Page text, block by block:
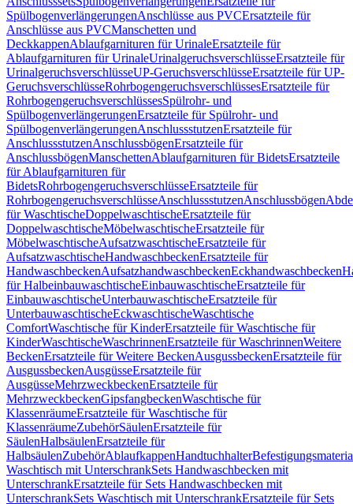
SpülbogenverlängerungenAnschlüsse aus PVCErsatzteile für
Anschlüsse aus PVCManschetten und
DeckkappenAblaufgarnituren für UrinaleErsatzteile für
Ablaufgarnituren für UrinaleUrinalgeruchsverschlüsseErsatzteile für
UrinalgeruchsverschlüsseUP-GeruchsverschlüsseErsatzteile für UP-
GeruchsverschlüsseRohrbogengeruchsverschlüssesErsatzteile für
RohrbogengeruchsverschlüssesSpülrohr- und
SpülbogenverlängerungenErsatzteile für Spülrohr- und
SpülbogenverlängerungenAnschlussstutzenErsatzteile für
AnschlussstutzenAnschlussbögenErsatzteile für
AnschlussbögenManschettenAblaufgarnituren für BidetsErsatzteile
für Ablaufgarnituren für
BidetsRohrbogengeruchsverschlüsseErsatzteile für
RohrbogengeruchsverschlüsseAnschlussstutzenAnschlussbögen
für WaschtischeDoppelwaschtischeErsatzteile für
DoppelwaschtischeMöbelwaschtischeErsatzteile für
MöbelwaschtischeAufsatzwaschtischeErsatzteile für
AufsatzwaschtischeHandwaschbeckenErsatzteile für
HandwaschbeckenAufsatzhandwaschbeckenEckhandwaschbecken
für HalbeinbauwaschtischeEinbauwaschtischeErsatzteile für
EinbauwaschtischeUnterbauwaschtischeErsatzteile für
UnterbauwaschtischeEckwaschtischeWaschtische
ComfortWaschtische für KinderErsatzteile für Waschtische für
KinderWaschtischeWaschrinnenErsatzteile für WaschrinnenWeitere
BeckenErsatzteile für Weitere BeckenAusgussbeckenErsatzteile für
AusgussbeckenAusgüsseErsatzteile für
AusgüsseMehrzweckbeckenErsatzteile für
MehrzweckbeckenGipsfangbeckenWaschtische für
KlassenräumeErsatzteile für Waschtische für
KlassenräumeZubehörSäulenErsatzteile für
SäulenHalbsäulenErsatzteile für
HalbsäulenZubehörAblaufkappenHandtuchhalter
Waschtisch mit UnterschrankSets Handwaschbecken mit
UnterschrankErsatzteile für Sets Handwaschbecken mit
UnterschrankSets Waschtisch mit UnterschrankErsatzteile für Sets